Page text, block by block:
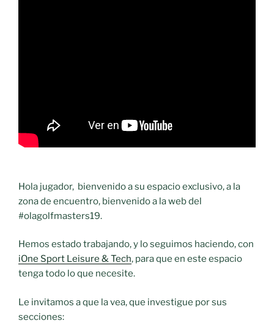
Hola jugador, bienvenido a su espacio exclusivo, a la
zona de encuentro, bienvenido a la web del
#olagolfmasters19.
Hemos estado trabajando, y lo seguimos haciendo, con
iOne Sport Leisure & Tech, para que en este espacio
tenga todo lo que necesite.
Le invitamos a que la vea, que investigue por sus
secciones: